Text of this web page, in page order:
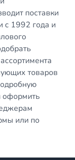
поставки
с 1992 года и
товаров
или по